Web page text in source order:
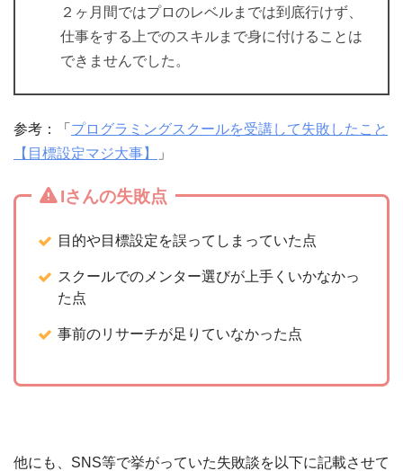
２ヶ月間ではプロのレベルまでは到底行けず、
仕事をする上でのスキルまで身に付けることは
できませんでした。
参考：「 プログラミングスクールを受講して失敗したこと
【目標設定マジ大事】
」
Iさんの失敗点
目的や目標設定を誤ってしまっていた点
スクールでのメンター選びが上手くいかなかっ
た点
事前のリサーチが足りていなかった点
他にも、SNS等で挙がっていた失敗談を以下に記載させて